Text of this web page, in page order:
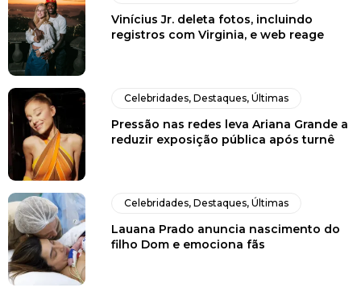
Vinícius Jr. deleta fotos, incluindo
registros com Virginia, e web reage
Celebridades,Destaques,Últimas
Pressão nas redes leva Ariana Grande a
reduzir exposição pública após turnê
Celebridades,Destaques,Últimas
Lauana Prado anuncia nascimento do
filho Dom e emociona fãs